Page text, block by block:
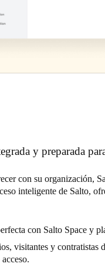
y preparada
con su organización,
inteligente de Salto,
con Salto Space y
visitantes y contratistas